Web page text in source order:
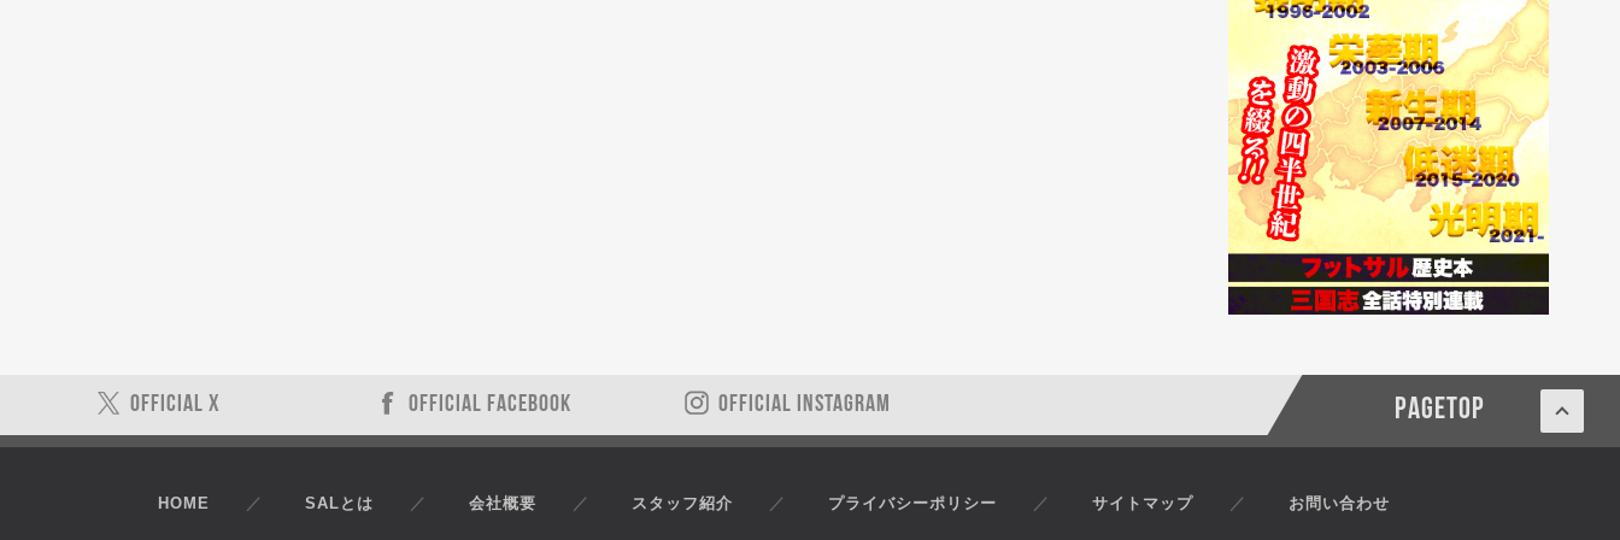
OFFICIAL X OFFICIAL FACEBOOK OFFICIAL INSTAGRAM PAGETOP
HOME SALとは 会社概要 スタッフ紹介 プライバシーポリシー サイトマップ お問い合わせ